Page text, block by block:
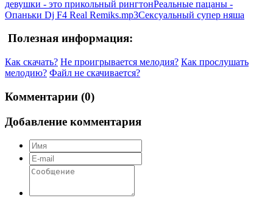
девушки - это прикольный рингтонРеальные пацаны -
Опаньки Dj F4 Real Remiks.mp3Сексуальный супер няша
Полезная информация:
Как скачать? Не проигрывается мелодия? Как прослушать
мелодию? Файл не скачивается?
Комментарии (0)
Добавление комментария